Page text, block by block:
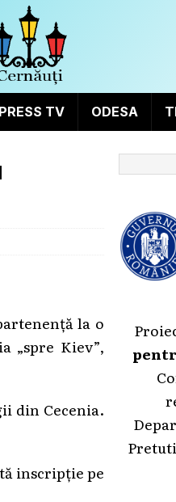
TV ODESA
la o
„spre Kiev”,
din Cecenia.
inscripție pe